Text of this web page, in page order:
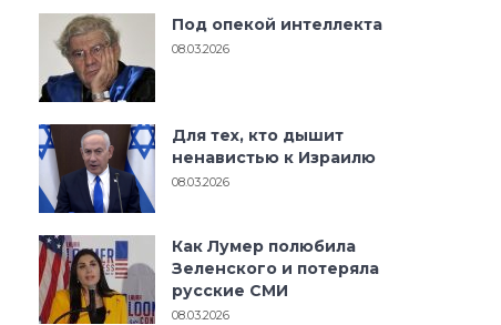
Под опекой интеллекта
08.03.2026
Для тех, кто дышит
ненавистью к Израилю
08.03.2026
Как Лумер полюбила
Зеленского и потеряла
русские СМИ
08.03.2026